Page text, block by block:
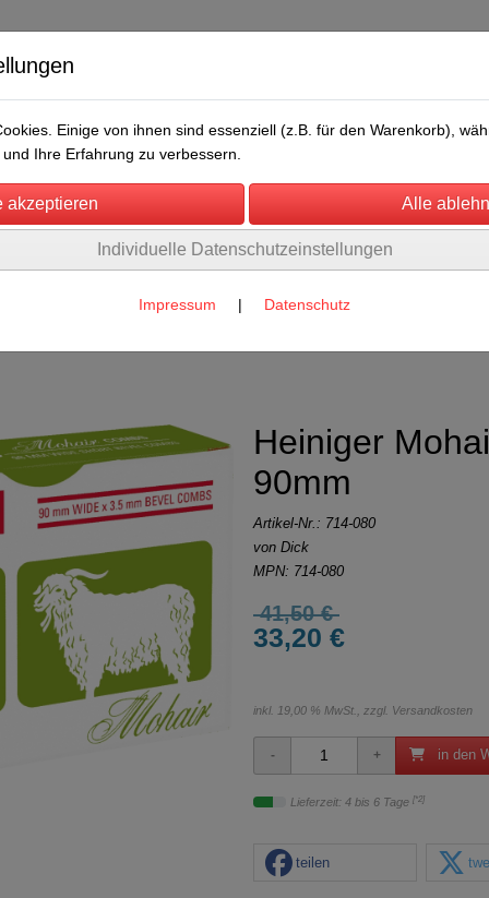
Über uns Umwelt Rechtliches
Heiniger
90mm
Artikel-Nr.: 714-080
von Dick
MPN: 714-080
41,50 €
33,20 €
inkl. 19,00 % MwSt., zzgl. Versandkosten
in den
Lieferzeit: 4 bis 6 Tage [*2]
teilen
Einige von ihnen sind essenziell (z.B. für den Warenkorb),
Ihre Erfahrung zu verbessern.
Individuelle Datenschutzeinstellungen
Impressum | Datenschutz